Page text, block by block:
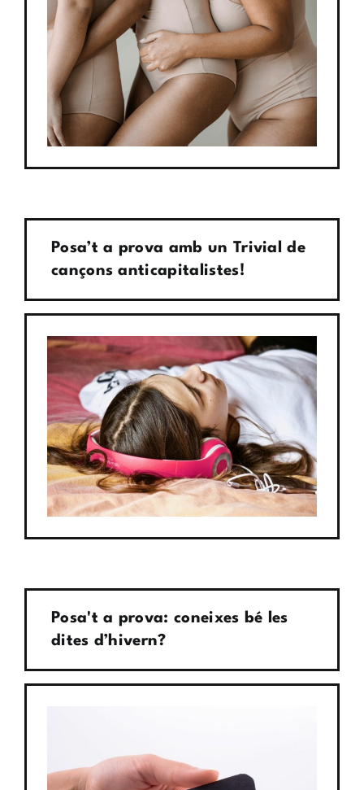
Posa’t a prova amb un Trivial de
cançons anticapitalistes!
Posa't a prova: coneixes bé les
dites d’hivern?